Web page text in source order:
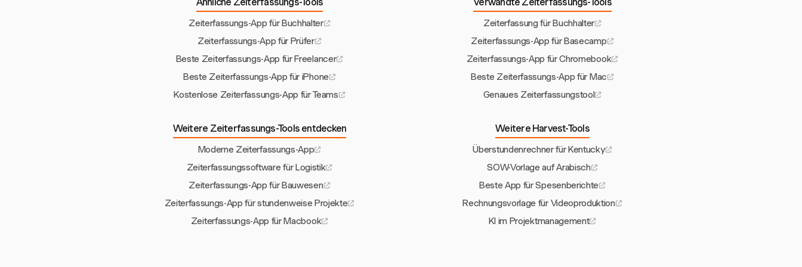
Zeiterfassungs-App für Buchhalter
Zeiterfassungs-App für Prüfer
Beste Zeiterfassungs-App für Freelancer
Beste Zeiterfassungs-App für iPhone
Kostenlose Zeiterfassungs-App für Teams
Zeiterfassung für Buchhalter
Zeiterfassungs-App für Basecamp
Zeiterfassungs-App für Chromebook
Beste Zeiterfassungs-App für Mac
Genaues Zeiterfassungstool
Weitere Zeiterfassungs-Tools entdecken
Moderne Zeiterfassungs-App
Zeiterfassungssoftware für Logistik
Zeiterfassungs-App für Bauwesen
Zeiterfassungs-App für stundenweise Projekte
Zeiterfassungs-App für Macbook
Weitere Harvest-Tools
Überstundenrechner für Kentucky
SOW-Vorlage auf Arabisch
Beste App für Spesenberichte
Rechnungsvorlage für Videoproduktion
KI im Projektmanagement